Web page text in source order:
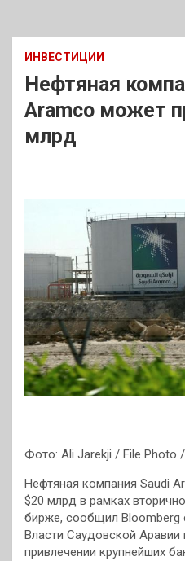
ИНВЕСТИЦИИ
Нефтяная
Aramco может
млрд
Фото: Ali Jarekji / File Photo
Нефтяная компания Saudi
$20 млрд в рамках
бирже, сообщил Bloomberg
Власти Саудовской Аравии
привлечении крупнейших